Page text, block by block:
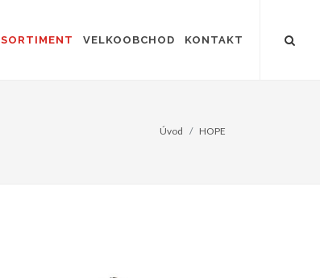
SORTIMENT VELKOOBCHOD KONTAKT
Úvod HOPE